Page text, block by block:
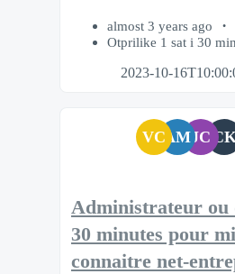
almost 3 years ago
Otprilike 1 sat i 30
2023-10-
VCAM JC
Administrateur ou
30 minutes pour
connaitre net-